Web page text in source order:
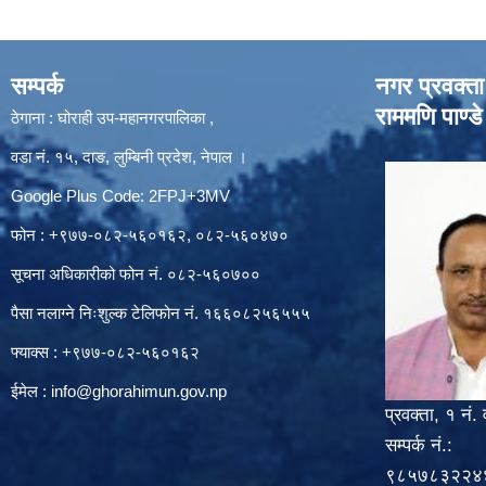
सम्पर्क
ठेगाना : घोराही उप-महानगरपालिका ,
वडा नं. १५, दाङ, लुम्बिनी प्रदेश, नेपाल ।
Google Plus Code: 2FPJ+3MV
फोन : +९७७-०८२-५६०१६२, ०८२-५६०४७०
सूचना अधिकारीको फोन नं. ०८२-५६०७००
पैसा नलाग्ने निःशुल्क टेलिफोन नं. १६६०८२५६५५५
फ्याक्स : +९७७-०८२-५६०१६२
ईमेल : info@ghorahimun.gov.np
नगर प्रवक्ता
राममणि पाण्डे
प्रवक्ता, १ नं.
सम्पर्क नं.: